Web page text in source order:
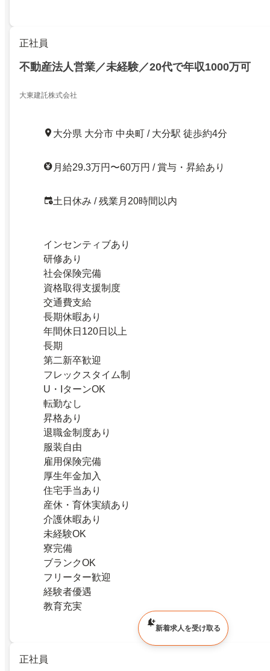
正社員
不動産法人営業／未経験／20代で年収1000万可
大東建託株式会社
大分県 大分市 中央町 / 大分駅 徒歩約4分
月給29.3万円〜60万円 / 賞与・昇給あり
土日休み / 残業月20時間以内
インセンティブあり
研修あり
社会保険完備
資格取得支援制度
交通費支給
長期休暇あり
年間休日120日以上
長期
第二新卒歓迎
フレックスタイム制
U・IターンOK
転勤なし
昇格あり
退職金制度あり
服装自由
雇用保険完備
厚生年金加入
住宅手当あり
産休・育休実績あり
介護休暇あり
未経験OK
寮完備
ブランクOK
フリーター歓迎
経験者優遇
教育充実
正社員
新着求人を受け取る